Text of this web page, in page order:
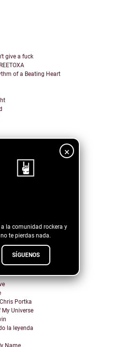
×
a la comunidad rockera y
no te pierdas nada.
SÍGUENOS
give a fuck
of a Beating Heart
Kafka versão ...
Body Parts
- Down in the Val...
Sabotage
the sun
- Coming Out Of Ba...
A Friend Of Mine
Portka
My Universe
la leyenda
Name